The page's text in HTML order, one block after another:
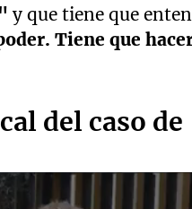
y que tiene que
Tiene que
del caso de